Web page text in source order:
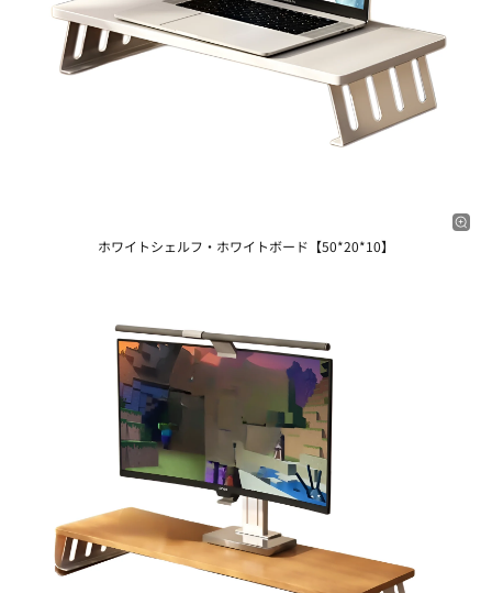
ホワイトシェルフ・ホワイトボード【50*20*10】